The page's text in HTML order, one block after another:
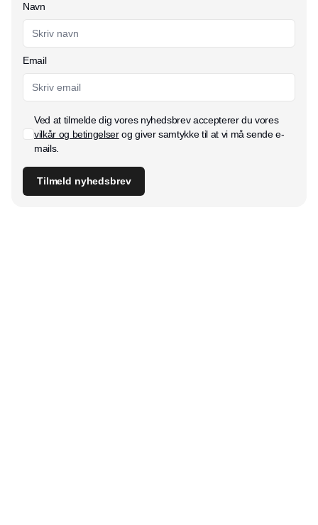
Navn
Email
Ved at tilmelde dig vores nyhedsbrev accepterer du vores
vilkår og betingelserog giver samtykke til at vi må sende e-
mails.
Tilmeld nyhedsbrev